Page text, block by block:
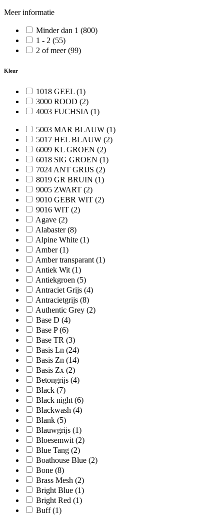
Meer informatie
Minder dan 1 (800)
1 - 2 (55)
2 of meer(99)
Kleur
1018 GEEL (1)
3000 ROOD (2)
4003 FUCHSIA (1)
5003 MAR BLAUW (1)
5017 HEL BLAUW (2)
6009 KL GROEN (2)
6018 SIG GROEN (1)
7024 ANT GRIJS (2)
8019 GR BRUIN (1)
9005 ZWART (2)
9010 GEBR WIT (2)
9016 WIT (2)
Agave (2)
Alabaster(8)
Alpine White (1)
Amber(1)
Amber transparant (1)
Antiek Wit (1)
Antiekgroen (5)
Antraciet Grijs (4)
Antracietgrijs (8)
Authentic Grey (2)
Base D (4)
Base P(6)
Base TR (3)
Basis Ln (24)
Basis Zn (14)
Basis Zx (2)
Betongrijs (4)
Black (7)
Black night (6)
Blackwash (4)
Blank (5)
Blauwgrijs (1)
Bloesemwit (2)
Blue Tang (2)
Boathouse Blue (2)
Bone (8)
Brass Mesh (2)
Bright Blue (1)
Bright Red (1)
Buff(1)